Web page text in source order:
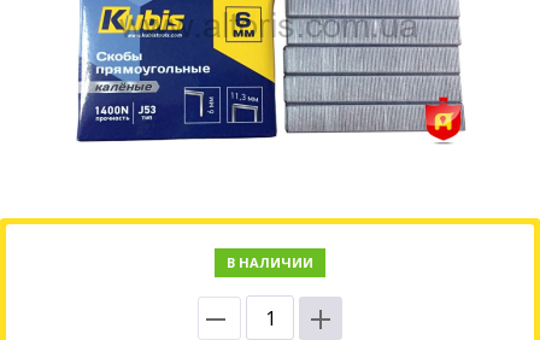
В НАЛИЧИИ